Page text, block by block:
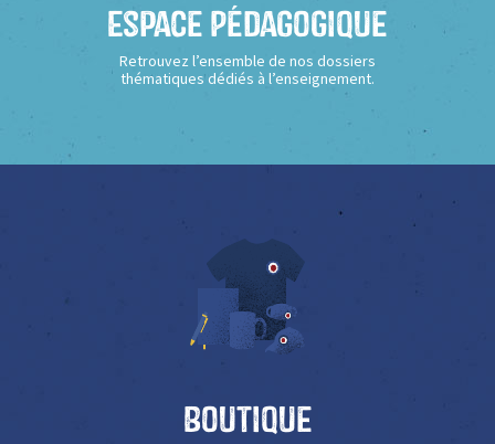
Espace Pédagogique
Retrouvez l’ensemble de nos dossiers
thématiques dédiés à l’enseignement.
Boutique